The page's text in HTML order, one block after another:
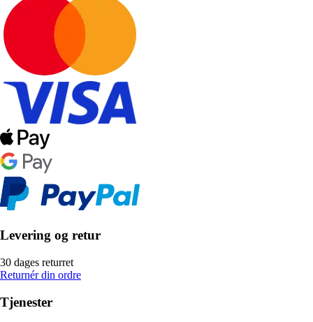
Levering og retur
30 dages returret
Returnér din ordre
Tjenester